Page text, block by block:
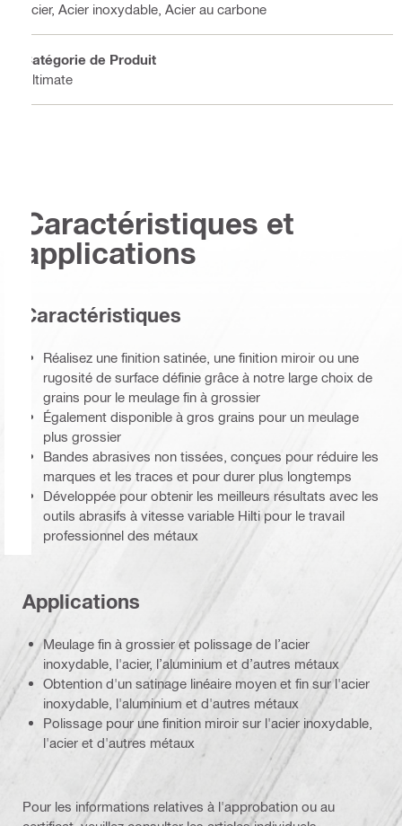
Acier, Acier inoxydable, Acier au carbone
Catégorie de Produit
Ultimate
Caractéristiques et
applications
Caractéristiques
Réalisez une finition satinée, une finition miroir ou une
rugosité de surface définie grâce à notre large choix de
grains pour le meulage fin à grossier
Également disponible à gros grains pour un meulage
plus grossier
Bandes abrasives non tissées, conçues pour réduire les
marques et les traces et pour durer plus longtemps
Développée pour obtenir les meilleurs résultats avec les
outils abrasifs à vitesse variable Hilti pour le travail
professionnel des métaux
Applications
Meulage fin à grossier et polissage de l’acier
inoxydable, l'acier, l’aluminium et d’autres métaux
Obtention d'un satinage linéaire moyen et fin sur l'acier
inoxydable, l'aluminium et d'autres métaux
Polissage pour une finition miroir sur l'acier inoxydable,
l'acier et d'autres métaux
Pour les informations relatives à l'approbation ou au